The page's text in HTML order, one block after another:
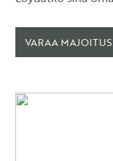
VARAA MAJOITUS